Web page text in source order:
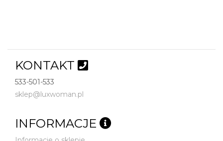
KONTAKT
533-501-533
sklep@luxwoman.pl
INFORMACJE